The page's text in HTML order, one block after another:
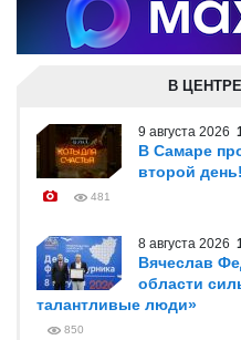
В
9 августа 2026
В Самаре
второй день!
481
8 августа 2026
Вячеслав
области
талантливые люди»
850